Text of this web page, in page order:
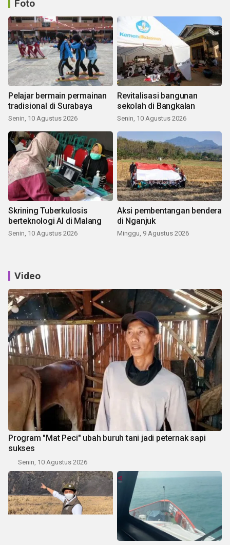
Foto
Pelajar bermain permainan
tradisional di Surabaya
Senin, 10 Agustus 2026
Revitalisasi bangunan
sekolah di Bangkalan
Senin, 10 Agustus 2026
Skrining Tuberkulosis
berteknologi AI di Malang
Senin, 10 Agustus 2026
Aksi pembentangan bendera
di Nganjuk
Minggu, 9 Agustus 2026
Video
Program "Mat Peci" ubah buruh tani jadi peternak sapi
sukses
Senin, 10 Agustus 2026